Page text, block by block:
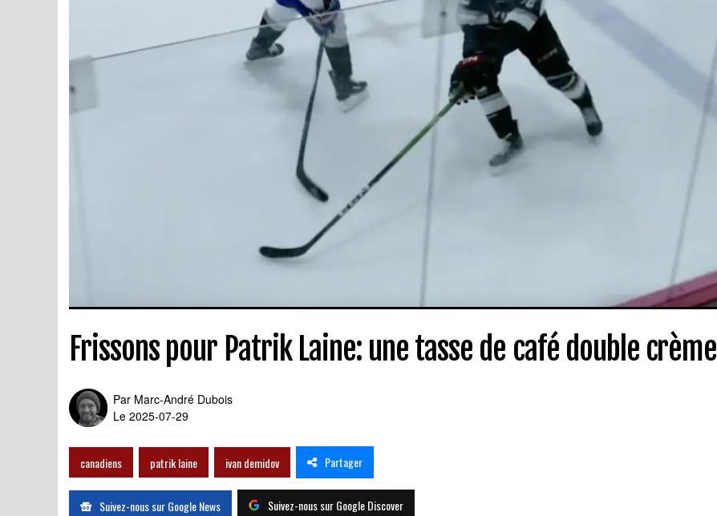
Frissons pour Patrik Laine: une tasse de café double crème
Par Marc-André Dubois
Le 2025-07-29
canadiens patrik laine ivan demidov Partager
Suivez-nous sur Google News Suivez-nous sur Google Discover